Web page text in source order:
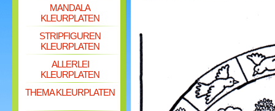
MANDALA
KLEURPLATEN
STRIPFIGUREN
KLEURPLATEN
ALLERLEI
KLEURPLATEN
THEMA KLEURPLATEN